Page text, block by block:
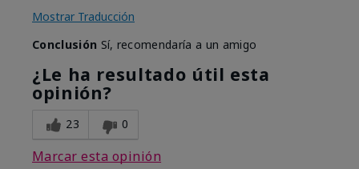
Mostrar Traducción
Conclusión Sí, recomendaría a un amigo
¿Le ha resultado útil esta
opinión?
23 0
Marcar esta opinión